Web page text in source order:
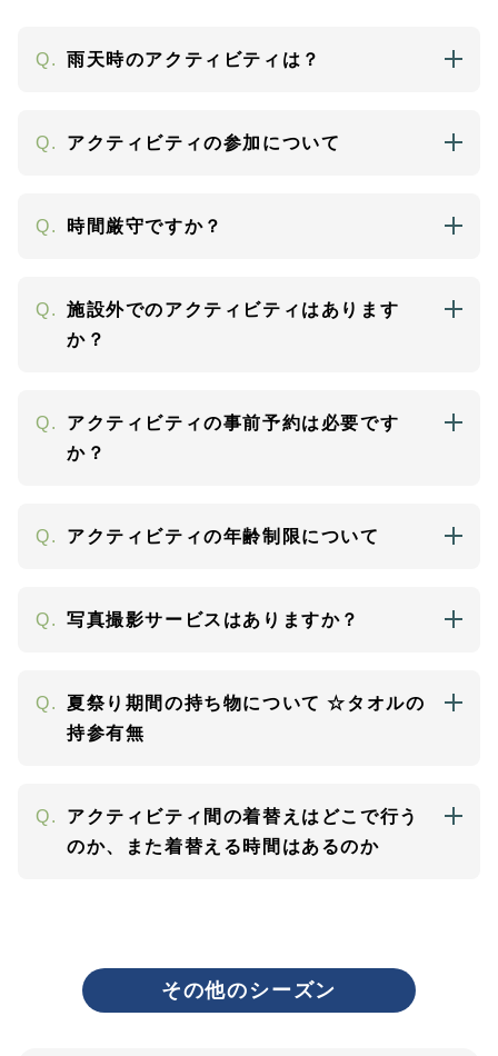
Q. 雨天時のアクティビティは？
Q. アクティビティの参加について
Q. 時間厳守ですか？
Q.
施設外でのアクティビティはあります
か？
Q.
アクティビティの事前予約は必要です
か？
Q. アクティビティの年齢制限について
Q. 写真撮影サービスはありますか？
Q.
夏祭り期間の持ち物について ☆タオルの
持参有無
Q.
アクティビティ間の着替えはどこで行う
のか、また着替える時間はあるのか
その他のシーズン